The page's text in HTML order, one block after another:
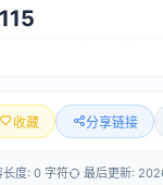
收藏 分享链接
长度: 0 字符 最后更新: